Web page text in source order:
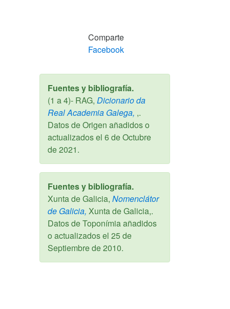
Comparte
Facebook
Fuentes y bibliografía.
(1 a 4)- RAG, Dicionario da
Real Academia Galega, ,.
Datos de Origen añadidos o
actualizados el 6 de Octubre
de 2021.
Fuentes y bibliografía.
Xunta de Galicia, Nomenclátor
de Galicia, Xunta de Galicia,.
Datos de Toponímia añadidos
o actualizados el 25 de
Septiembre de 2010.